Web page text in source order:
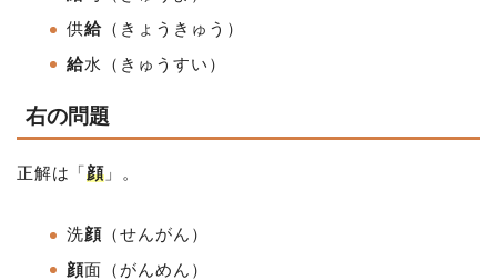
供給 （きょうきゅう）
給水（きゅうすい）
右の問題
正解は「顔」。
洗顔 （せんがん）
顔面（がんめん）